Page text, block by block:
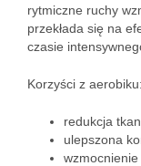
rytmiczne ruchy
przekłada się na
czasie
Korzyści z aerobiku:
redukcja
ulepszona
wzmocnienie